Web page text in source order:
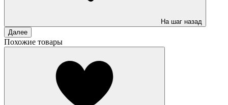
На шаг назад
Далее
Похожие товары